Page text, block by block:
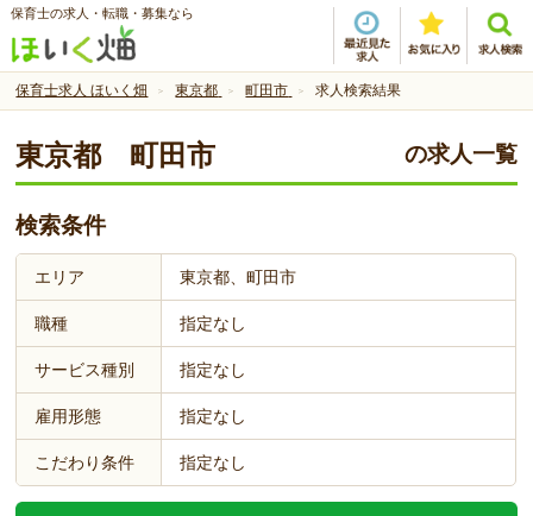
保育士の求人・転職・募集なら
保育士求人 ほいく畑 東京都 町田市 求人検索結果
東京都 町田市 の求人一覧
検索条件
エリア 東京都、町田市
職種 指定なし
サービス種別 指定なし
雇用形態 指定なし
こだわり条件 指定なし